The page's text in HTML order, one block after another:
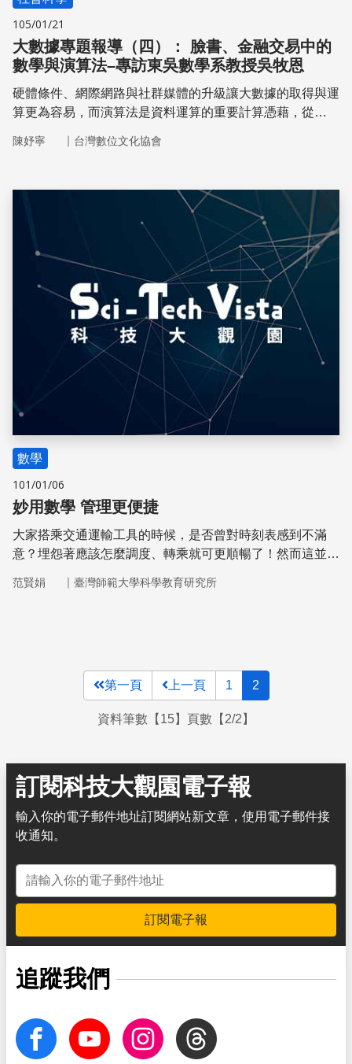
105/01/21
大數據專題報導（四）： 臉書、金融交易中的
數學與演算法–專訪東吳數學系教授吳牧恩
硬體條件、網際網路與社群媒體的升級讓大數據的取得與運
算更為容易，而演算法是資料運算的重要計算憑藉，從
現，到股市預測與交易都須透過演算法的演算模型來執行。
耗費資料科學家心神的工作。
陳妤寧 ｜ 台灣數位文化協會
儲存
數學
101/01/06
妙用數學 管理更便捷
大家搭乘交通運輸工具的時候，是否曾對時刻表感到不滿
意？埋怨著應該怎麼調度、轉乘就可更順暢了！然而這並不
向，其實整個系統要考慮的變因非常多。
范賢娟 ｜ 臺灣師範大學科學教育研究所
第一頁 上一頁 1 2
資料筆數【15】頁數【2/2】
訂閱科技大觀園電子報
輸入你的電子郵件地址訂閱網站新文章，使用電子郵件接
收通知。
電子郵件地址
訂閱電子報
追蹤我們
facebook Youtube InstagramThreads